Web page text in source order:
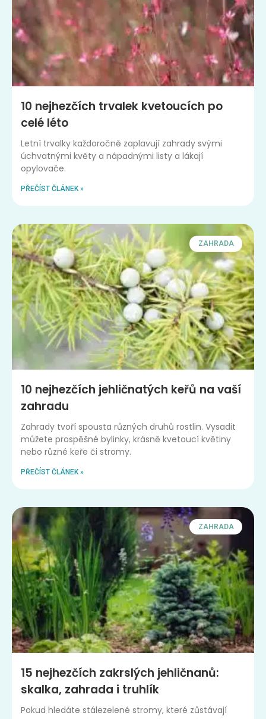
10 nejhezčích trvalek kvetoucích po
celé léto
Letní trvalky každoročně zaplavují zahrady svými
úchvatnými květy a nápadnými listy a lákají
opylovače.
PŘEČÍST ČLÁNEK »
ZAHRADA
10 nejhezčích jehličnatých keřů na vaší
zahradu
Zahrady tvoří spousta různých druhů rostlin. Vysadit
můžete prospěšné bylinky, krásně kvetoucí květiny
nebo různé keře či stromy.
PŘEČÍST ČLÁNEK »
ZAHRADA
15 nejhezčích zakrslých jehličnanů:
skalka, zahrada i truhlík
Pokud hledáte stálezelené stromy, které zůstávají